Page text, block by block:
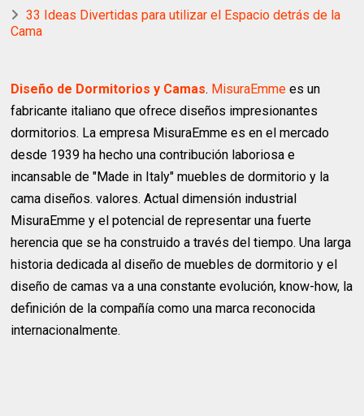
33 Ideas Divertidas para utilizar el Espacio detrás de la
Cama
Diseño de Dormitorios y Camas. MisuraEmme es un
fabricante italiano que ofrece diseños impresionantes
dormitorios. La empresa MisuraEmme es en el mercado
desde 1939 ha hecho una contribución laboriosa e
incansable de "Made in Italy" muebles de dormitorio y la
cama diseños. valores. Actual dimensión industrial
MisuraEmme y el potencial de representar una fuerte
herencia que se ha construido a través del tiempo. Una larga
historia dedicada al diseño de muebles de dormitorio y el
diseño de camas va a una constante evolución, know-how, la
definición de la compañía como una marca reconocida
internacionalmente.